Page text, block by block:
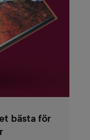
bästa för